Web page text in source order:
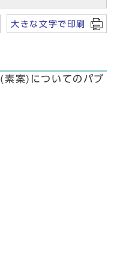
大きな文字で印刷
素案)についてのパブ